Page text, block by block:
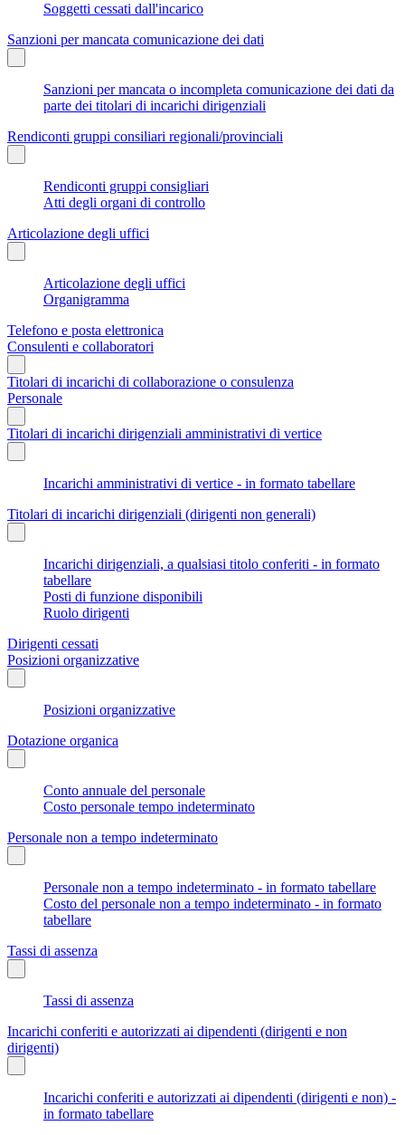
Soggetti cessati dall'incarico
Sanzioni per mancata comunicazione dei dati
Sanzioni per mancata o incompleta comunicazione dei dati da
parte dei titolari di incarichi dirigenziali
Rendiconti gruppi consiliari regionali/provinciali
Rendiconti gruppi consigliari
Atti degli organi di controllo
Articolazione degli uffici
Articolazione degli uffici
Organigramma
Telefono e posta elettronica
Consulenti e collaboratori
Titolari di incarichi di collaborazione o consulenza
Personale
Titolari di incarichi dirigenziali amministrativi di vertice
Incarichi amministrativi di vertice - in formato tabellare
Titolari di incarichi dirigenziali (dirigenti non generali)
Incarichi dirigenziali, a qualsiasi titolo conferiti - in formato
tabellare
Posti di funzione disponibili
Ruolo dirigenti
Dirigenti cessati
Posizioni organizzative
Posizioni organizzative
Dotazione organica
Conto annuale del personale
Costo personale tempo indeterminato
Personale non a tempo indeterminato
Personale non a tempo indeterminato - in formato tabellare
Costo del personale non a tempo indeterminato - in formato
tabellare
Tassi di assenza
Tassi di assenza
Incarichi conferiti e autorizzati ai dipendenti (dirigenti e non
dirigenti)
Incarichi conferiti e autorizzati ai dipendenti (dirigenti e non) -
in formato tabellare